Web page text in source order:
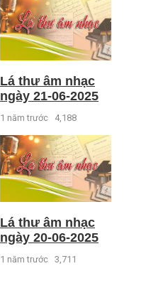
Lá thư âm nhạc
ngày 21-06-2025
1 năm trước 4,188
Lá thư âm nhạc
ngày 20-06-2025
1 năm trước 3,711